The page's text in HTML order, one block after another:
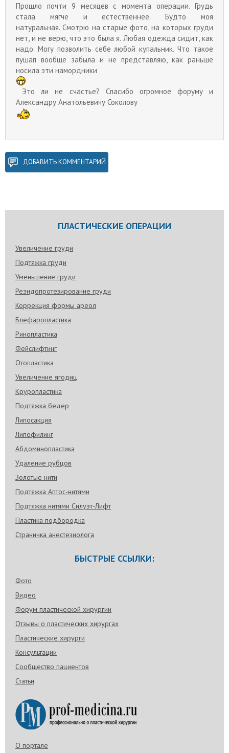
Прошло почти 9 месяцев с момента операции. Грудь
стала мягче и естественнее. Будто моя
натуральная. Смотрю на старые фото, на которых груди
нет, и не верю, что это была я. Любая одежда сидит, как
надо. Могу позволить себе любой купальник. Что такое
пушап вообще забыла и не представляю, как раньше
носила эти намордники
Это ли не счастье? Спасибо огромное форуму и
Александру Анатольевичу Соколову
ДОБАВИТЬ КОММЕНТАРИЙ
ПЛАСТИЧЕСКИЕ ОПЕРАЦИИ
Увеличение груди
Подтяжка груди
Уменьшение груди
Реэндопротезирование груди
Коррекция формы ареол
Блефаропластика
Ринопластика
Фейслифтинг
Отопластика
Увеличение ягодиц
Круропластика
Подтяжка бедер
Липосакция
Липофилинг
Абдоминопластика
Удаление рубцов
Золотые нити
Подтяжка Аптос-нитями
Подтяжка нитями Силуэт-Лифт
Пластика подбородка
Страничка анестезиолога
БЫСТРЫЕ ССЫЛКИ:
Фото
Видео
Форум пластической хирургии
Отзывы о пластических хирургах
Пластические хирурги
Консультации
Сообщество пациентов
Статьи
О портале